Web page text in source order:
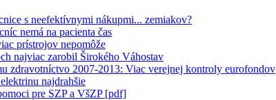
s neefektívnymi nákupmi... zemiakov?
nemá na pacienta čas
prístrojov nepomôže
najviac zarobil Širokého Váhostav
zdravotníctvo 2007-2013: Viac verejnej kontroly eurofondov
najdrahšie
pre SZP a VšZP [pdf]